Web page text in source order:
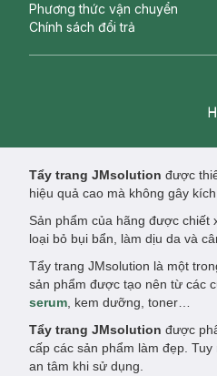
Phương thức vận chuyển
Chính sách đổi trả
Tẩy trang JMsolution được
hiệu quả cao mà không gây
Sản phẩm của hãng được
loại bỏ bụi bẩn, làm dịu da và
Tẩy trang JMsolution là một
sản phẩm được tạo nên từ các
serum , kem dưỡng, toner…
Tẩy trang JMsolution được
cấp các sản phẩm làm đẹp.
an tâm khi sử dụng.